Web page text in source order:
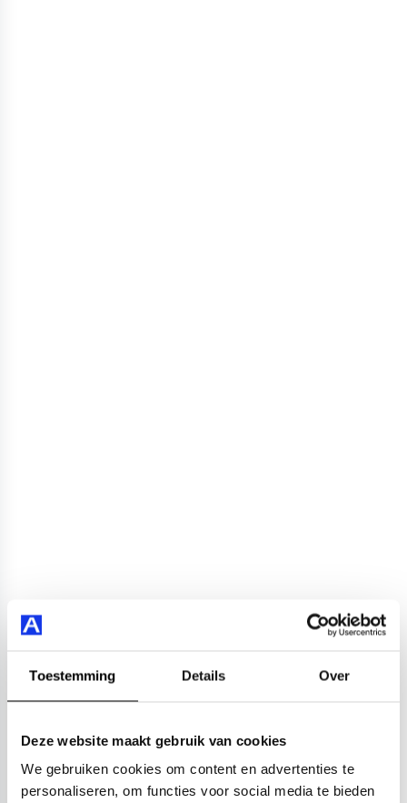
Toestemming Details Over
Deze website maakt gebruik van cookies
We gebruiken cookies om content en advertenties te
personaliseren, om functies voor social media te bieden